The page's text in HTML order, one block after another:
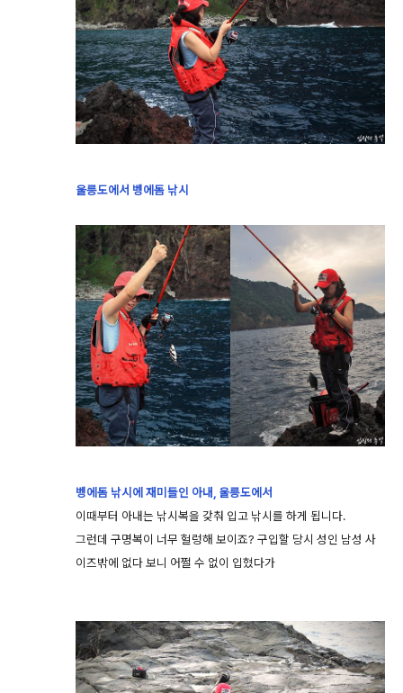
울릉도에서 벵에돔 낚시
벵에돔 낚시에 재미들인 아내, 울릉도에서
이때부터 아내는 낚시복을 갖춰 입고 낚시를 하게 됩니다.
그런데 구명복이 너무 헐렁해 보이죠? 구입할 당시 성인 남성 사
이즈밖에 없다 보니 어쩔 수 없이 입혔다가